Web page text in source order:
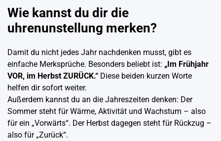
Wie kannst du dir die
uhrenunstellung merken?
Damit du nicht jedes Jahr nachdenken musst, gibt es
einfache Merksprüche. Besonders beliebt ist: „Im Frühjahr
VOR, im Herbst ZURÜCK.“ Diese beiden kurzen Worte
helfen dir sofort weiter.
Außerdem kannst du an die Jahreszeiten denken: Der
Sommer steht für Wärme, Aktivität und Wachstum – also
für ein „Vorwärts“. Der Herbst dagegen steht für Rückzug –
also für „Zurück“.